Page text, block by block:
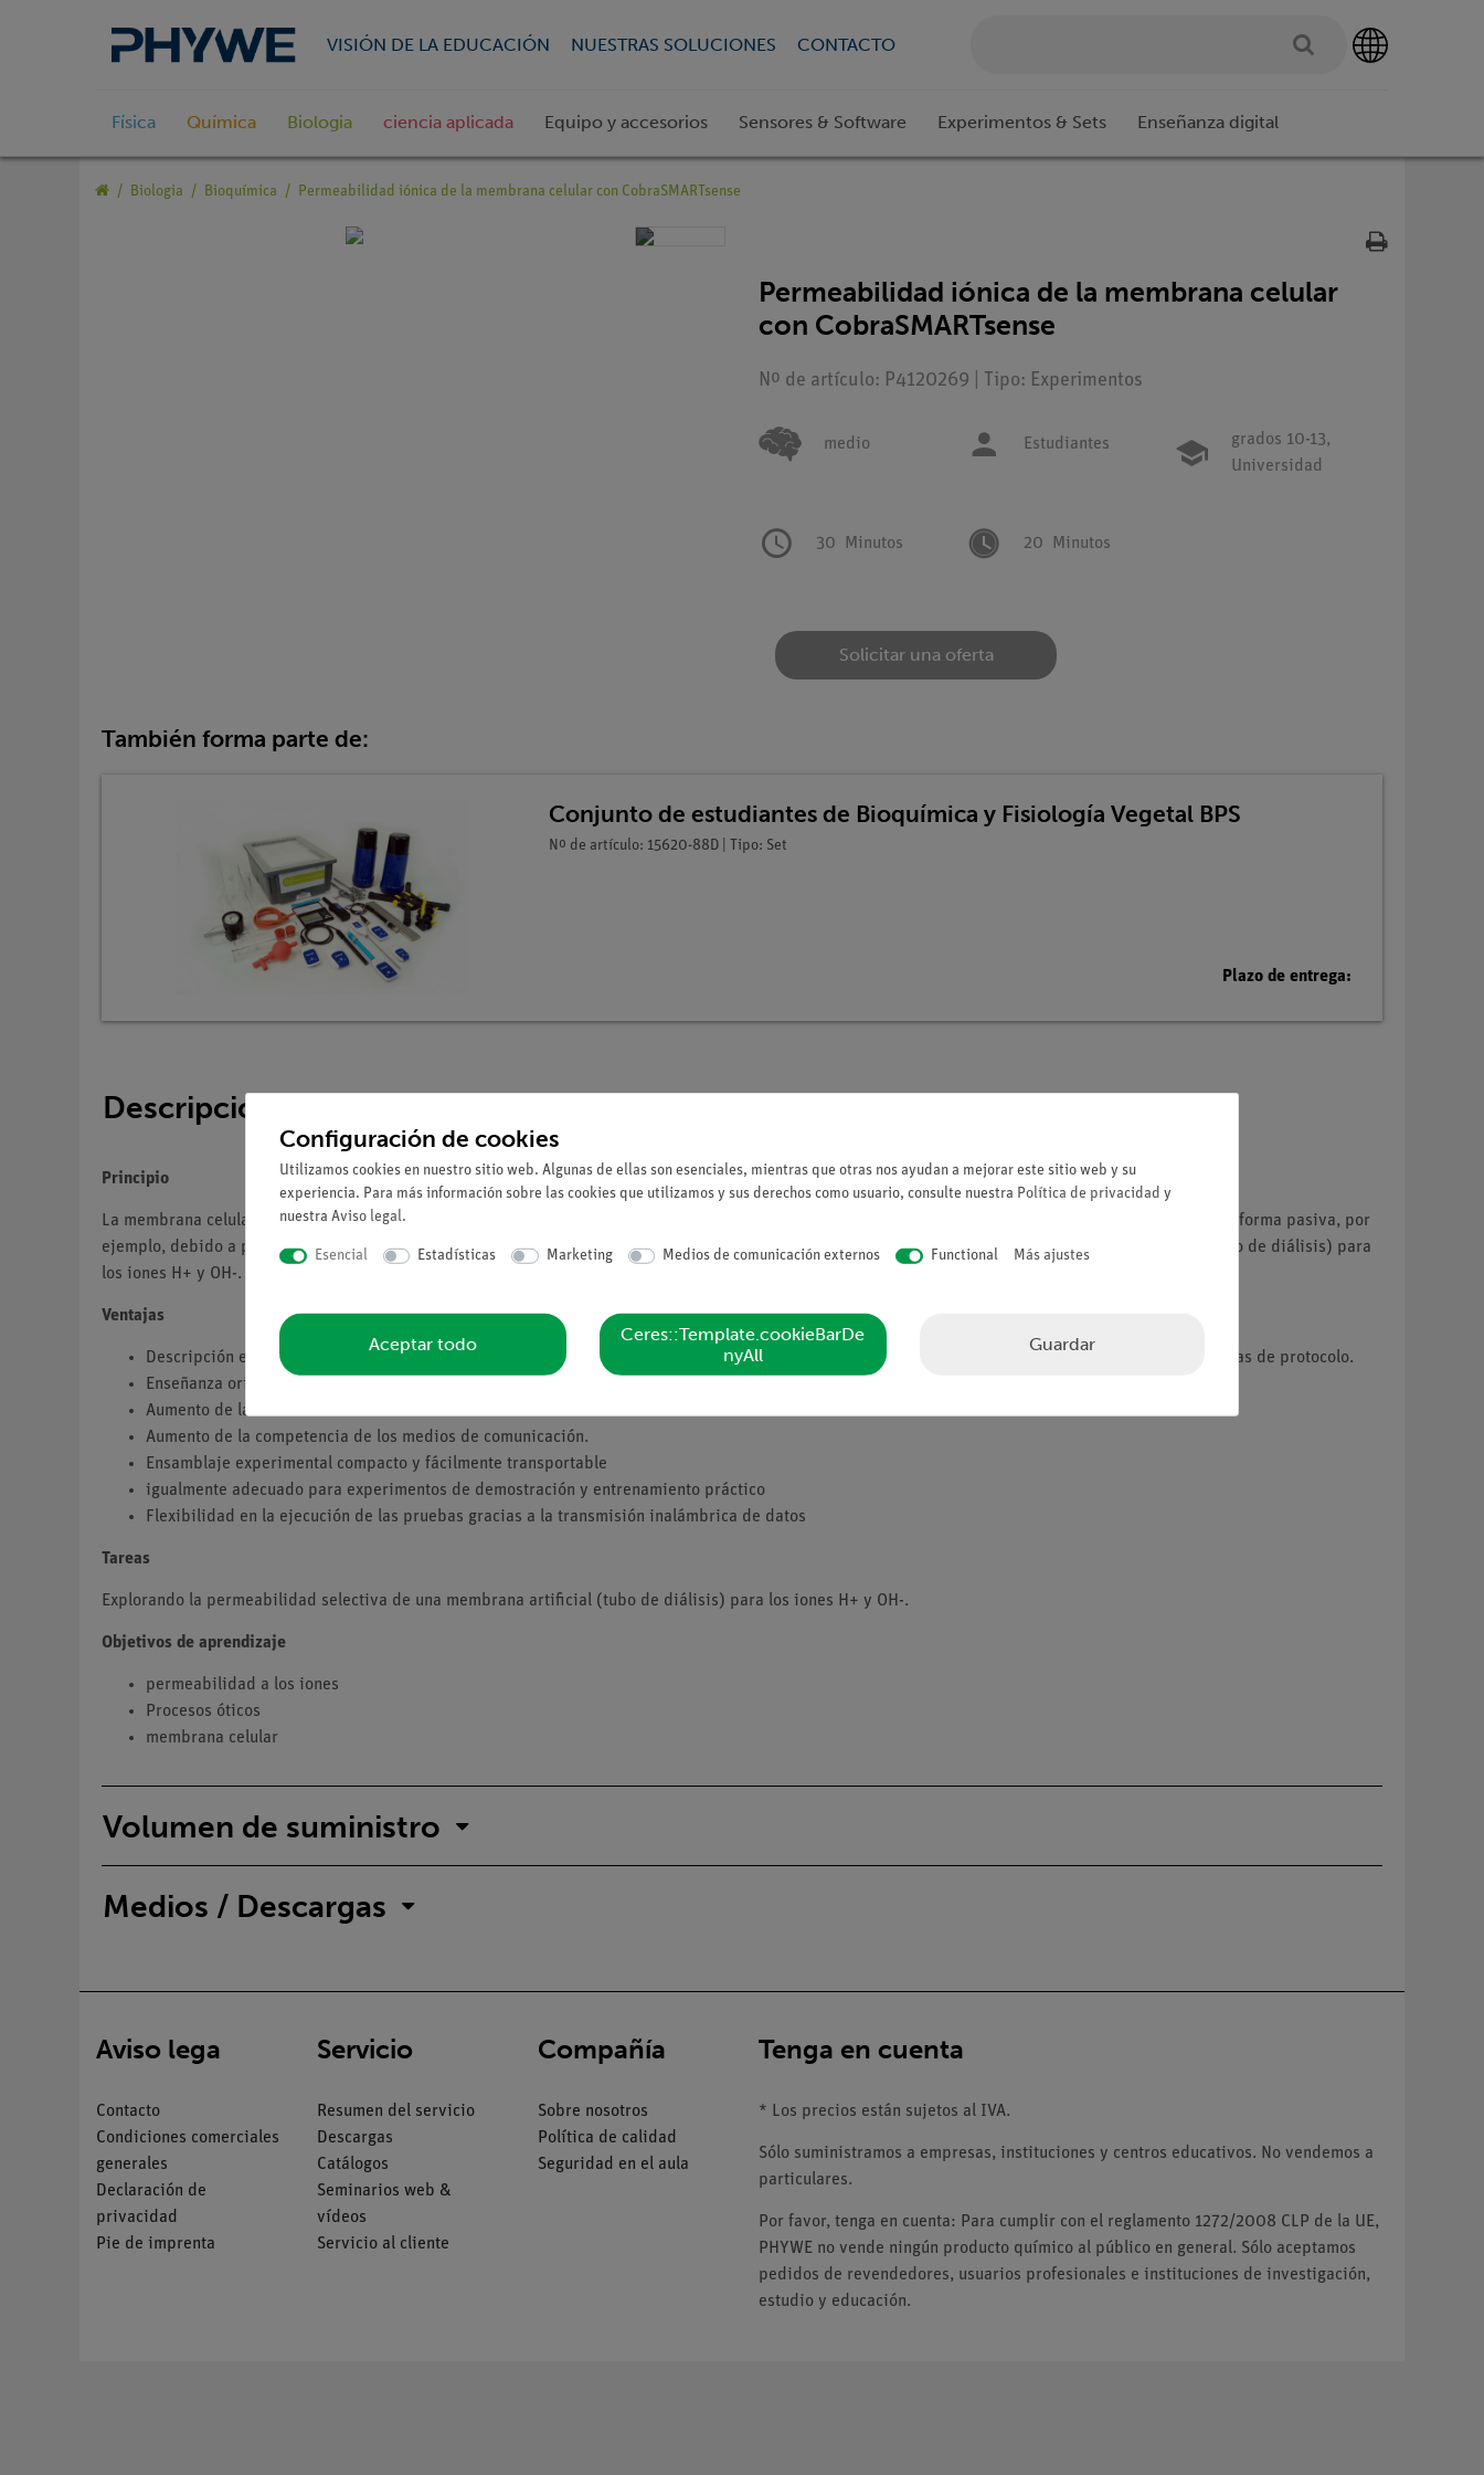
VISIÓN DE LA EDUCACIÓN NUESTRAS SOLUCIONES CONTACTO
Física Química Biologia ciencia aplicada Equipo y accesorios Sensores & Software Experimentos & Sets Enseñanza digital
Biologia Bioquímica Permeabilidad iónica de la membrana celular con CobraSMARTsense
Permeabilidad iónica de la membrana celular
con CobraSMARTsense
Nº de artículo: P4120269 | Tipo: Experimentos
medio Estudiantes
grados 10-13,
Universidad
30 Minutos 20 Minutos
Solicitar una oferta
También forma parte de:
Conjunto de estudiantes de Bioquímica y Fisiología Vegetal BPS
Nº de artículo: 15620-88D | Tipo: Set
Plazo de entrega:
Descripción
Principio
La membrana celular regula el transporte de nutrientes y agua hacia la célula y de productos de desecho y agua fuera de la célula. Esto puede hacerse de forma pasiva, por
ejemplo, debido a procesos osmóticos, o de forma activa. En este experimento se investigará la permeabilidad selectiva de una membrana artificial (tubo de diálisis) para
los iones H+ y OH-.
Ventajas
Descripción especialmente comprensible y didácticamente preparada del experimento (relevancia para la vida cotidiana, etc.) incluyendo preguntas de protocolo.
Enseñanza orientada al futuro: Integración en las lecciones de ciencia digital con tabletas o teléfonos inteligentes.
Aumento de la motivación de los estudiantes mediante el uso de la intuitiva medidaAPP.
Aumento de la competencia de los medios de comunicación.
Ensamblaje experimental compacto y fácilmente transportable
igualmente adecuado para experimentos de demostración y entrenamiento práctico
Flexibilidad en la ejecución de las pruebas gracias a la transmisión inalámbrica de datos
Tareas
Explorando la permeabilidad selectiva de una membrana artificial (tubo de diálisis) para los iones H+ y OH-.
Objetivos de aprendizaje
permeabilidad a los iones
Procesos óticos
membrana celular
Volumen de suministro
Medios / Descargas
Aviso lega
Contacto
Condiciones comerciales
generales
Declaración de
privacidad
Pie de imprenta
Servicio
Resumen del servicio
Descargas
Catálogos
Seminarios web &
vídeos
Servicio al cliente
Compañía
Sobre nosotros
Política de calidad
Seguridad en el aula
Tenga en cuenta
* Los precios están sujetos al IVA.
Sólo suministramos a empresas, instituciones y centros educativos. No vendemos a
particulares.
Por favor, tenga en cuenta: Para cumplir con el reglamento 1272/2008 CLP de la UE,
PHYWE no vende ningún producto químico al público en general. Sólo aceptamos
pedidos de revendedores, usuarios profesionales e instituciones de investigación,
estudio y educación.
Configuración de cookies
Utilizamos cookies en nuestro sitio web. Algunas de ellas son esenciales, mientras que otras nos ayudan a mejorar este sitio web y su
experiencia. Para más información sobre las cookies que utilizamos y sus derechos como usuario, consulte nuestra Política de privacidad y
nuestra Aviso legal.
Esencial Estadísticas Marketing Medios de comunicación externos Functional Más ajustes
Aceptar todo
Ceres::Template.cookieBarDe
nyAll
Guardar